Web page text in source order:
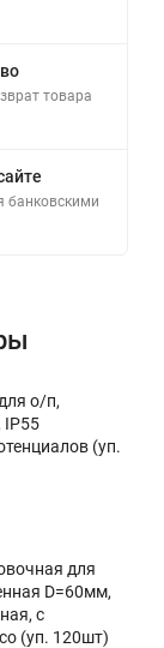
товара
банковскими
о/п,
IP55
(уп.
для
D=60мм,
с
(уп. 120шт)